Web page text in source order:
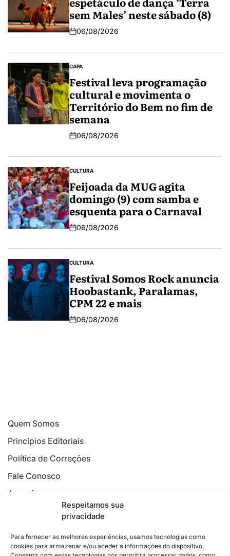
Respeitamos sua
privacidade
Para fornecer as melhores experiências, usamos tecnologias como
cookies para armazenar e/ou aceder a informações do dispositivo.
sem Males’ neste sábado (8)
06/08/2026
CAPA
Festival leva programação
cultural e movimenta o
Território do Bem no fim de
semana
06/08/2026
CULTURA
Feijoada da MUG agita
domingo (9) com samba e
esquenta para o Carnaval
06/08/2026
CULTURA
Festival Somos Rock anuncia
Hoobastank, Paralamas,
CPM 22 e mais
06/08/2026
Quem Somos
Princípios Editoriais
Política de Correções
Fale Conosco
Anuncie
Política de Cookies